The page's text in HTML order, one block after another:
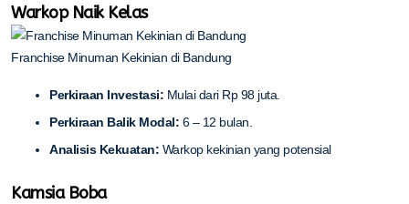
Warkop Naik Kelas
Franchise Minuman Kekinian di Bandung
Perkiraan Investasi: Mulai dari Rp 98 juta.
Perkiraan Balik Modal: 6 – 12 bulan.
Analisis Kekuatan: Warkop kekinian yang potensial
Kamsia Boba